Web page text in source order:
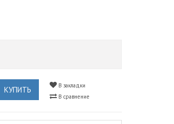
КУПИТЬ
В закладки
В сравнение